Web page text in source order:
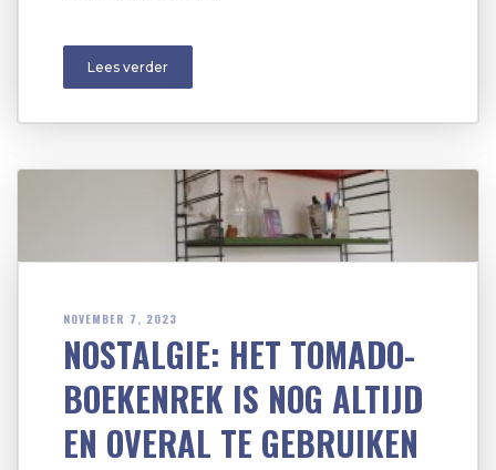
Lees verder
NOVEMBER 7, 2023
NOSTALGIE: HET TOMADO-
BOEKENREK IS NOG ALTIJD
EN OVERAL TE GEBRUIKEN